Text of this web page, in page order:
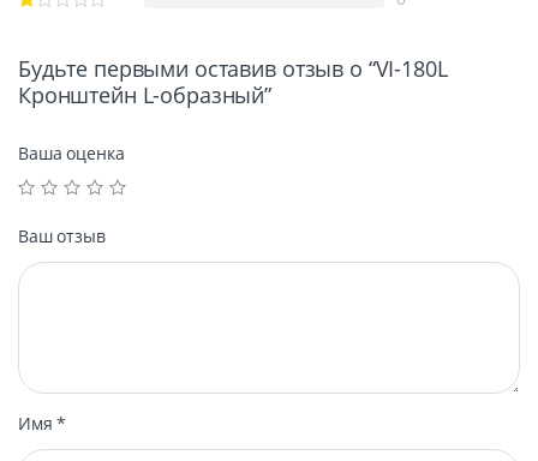
Будьте первыми оставив отзыв о “VI-180L
Кронштейн L-образный”
Ваша оценка
Ваш отзыв
Имя*